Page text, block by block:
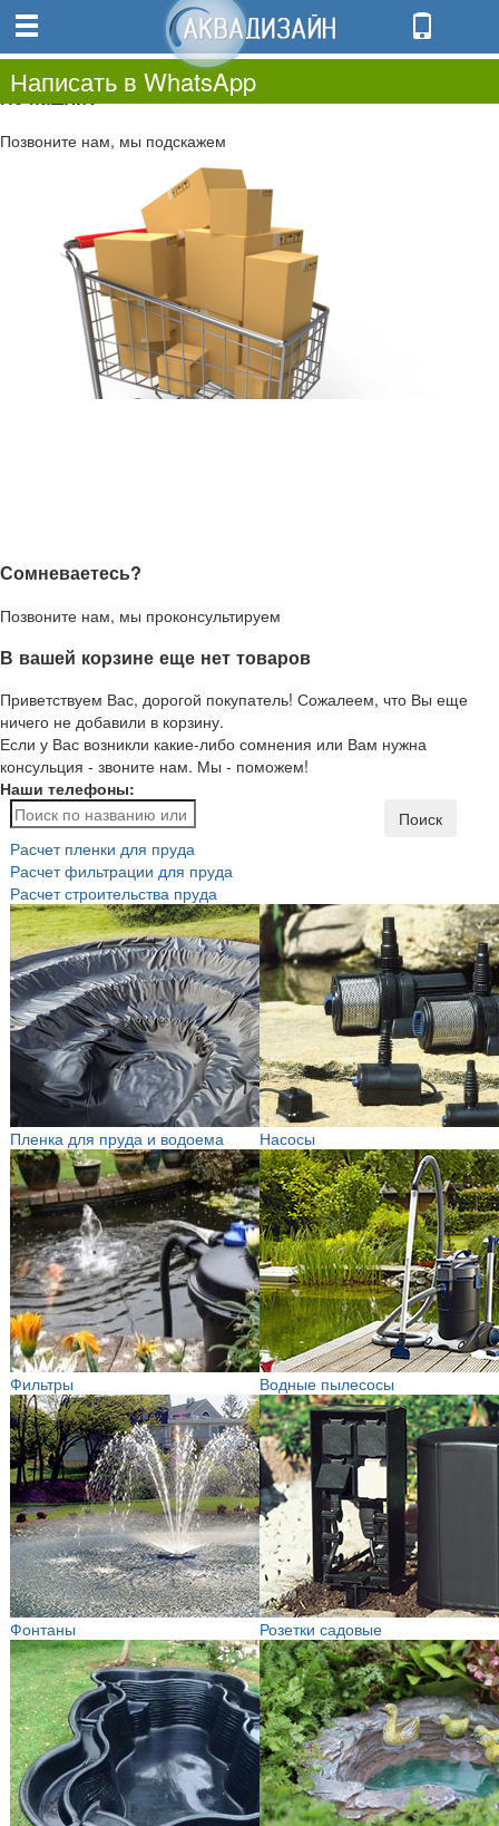
0.00
0
Не нашли?
Позвоните нам, мы подскажем
Сомневаетесь?
Позвоните нам, мы проконсультируем
В вашей корзине еще нет товаров
Приветствуем Вас, дорогой покупатель! Сожалеем, что Вы еще
ничего не добавили в корзину.
Если у Вас возникли какие-либо сомнения или Вам нужна
консульция - звоните нам. Мы - поможем!
Наши телефоны:
Написать в WhatsApp
Поиск
Расчет пленки для пруда
Расчет фильтрации для пруда
Расчет строительства пруда
Пленка для пруда и водоема Насосы
Фильтры Водные пылесосы
Фонтаны Розетки садовые